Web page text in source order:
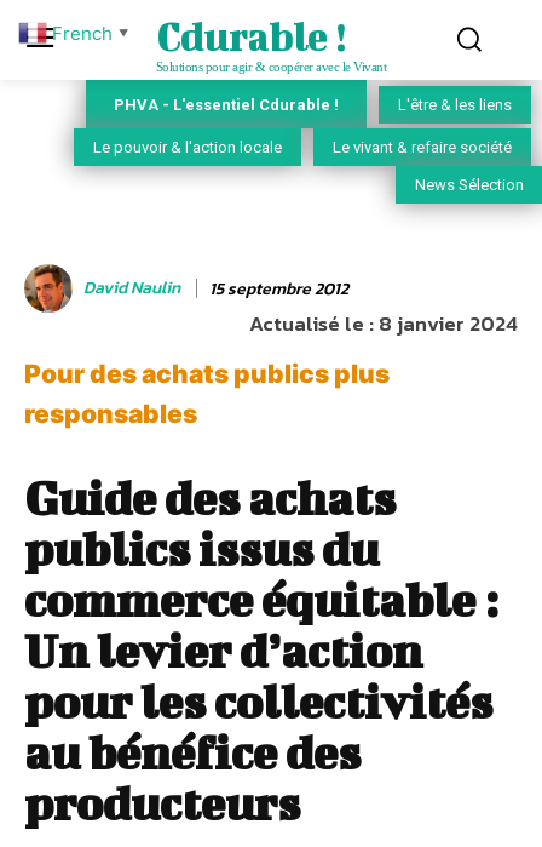
Cdurable !
Solutions pour agir & coopérer avec le Vivant
PHVA - L'essentiel Cdurable ! L'être & les liens
Le pouvoir & l'action locale Le vivant & refaire société
News Sélection
David Naulin 15 septembre 2012
Actualisé le :8 janvier 2024
Pour des achats publics plus
responsables
Guide des achats
publics issus du
commerce équitable :
Un levier d’action
pour les collectivités
au bénéfice des
producteurs
French ▼